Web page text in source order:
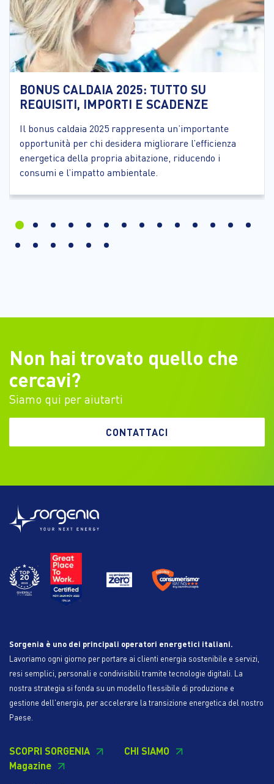
BONUS CALDAIA 2025: TUTTO SU
REQUISITI, IMPORTI E SCADENZE
Il bonus caldaia 2025 rappresenta un’importante
opportunità per chi desidera migliorare l’efficienza
energetica della propria abitazione, riducendo i
consumi e l’impatto ambientale.
Non hai trovato quello che
cercavi?
Siamo qui per aiutarti
CONTATTACI
Sorgenia è uno dei principali operatori energetici italiani.
Lavoriamo ogni giorno per portare ai clienti energia sostenibile e servizi,
resi semplici, personali e condivisibili tramite tecnologie digitali. La
nostra strategia si fonda su un modello flessibile di produzione e
gestione dell'energia, per accelerare la transizione energetica del nostro
Paese.
SCOPRI SORGENIA
CHI SIAMO
Magazine